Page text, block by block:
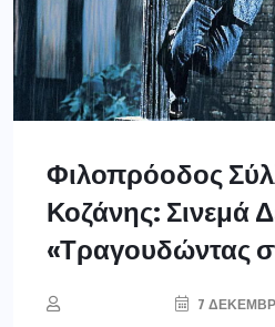
Φιλοπρόοδος
Κοζάνης: Σινεμά
«Τραγουδώντας
7